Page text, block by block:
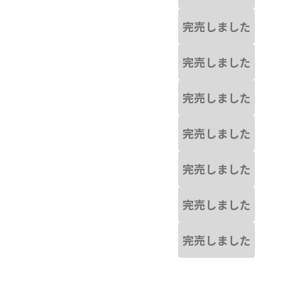
完売しました
完売しました
完売しました
完売しました
完売しました
完売しました
完売しました